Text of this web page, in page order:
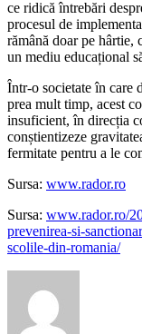
ce ridică întrebări
procesul de
rămână doar pe hârtie,
un mediu educațional
Într-o societate în care
prea mult timp, acest
insuficient, în direcția
conștientizeze
fermitate pentru a le
Sursa: www.rador.ro
Sursa: www.rador.ro/
prevenirea-si-
scolile-din-romania/